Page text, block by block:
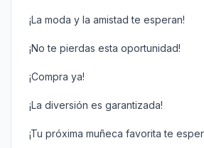
¡La moda y la amistad te esperan!
¡No te pierdas esta oportunidad!
¡Compra ya!
¡La diversión es garantizada!
¡Tu próxima muñeca favorita te